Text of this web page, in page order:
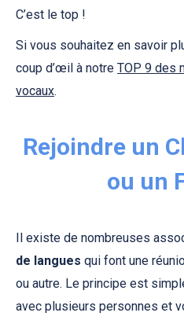
C’est le top !
Si vous souhaitez en savoir
coup d’œil à notre TOP 9 des
vocaux.
Rejoindre un
ou un
Il existe de nombreuses
de langues qui font une
ou autre. Le principe est
avec plusieurs personnes et